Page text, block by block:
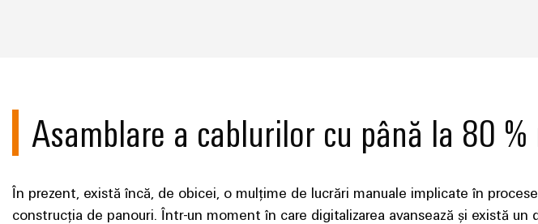
Asamblare a cablurilor cu până la 80
În prezent, există încă, de obicei, o mulțime de lucrări manuale implicate în
construcția de panouri. Într-un moment în care digitalizarea avansează și există